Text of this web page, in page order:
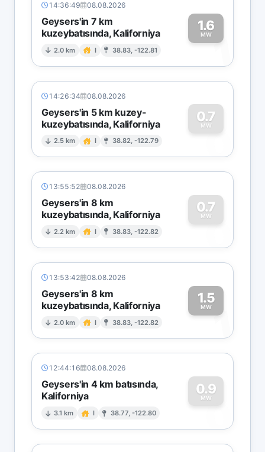
14:36:49 08.08.2026
Geysers'in 7 km
kuzeybatısında, Kaliforniya
2.0 km I 38.83, -122.81
1.6
MW1
14:26:34 08.08.2026
Geysers'in 5 km kuzey-
kuzeybatısında, Kaliforniya
2.5 km I 38.82, -122.79
0.7
MW
0
13:55:52 08.08.2026
Geysers'in 8 km
kuzeybatısında, Kaliforniya
2.2 km I 38.83, -122.82
0.7
MW
0
13:53:42 08.08.2026
Geysers'in 8 km
kuzeybatısında, Kaliforniya
2.0 km I 38.83, -122.82
1.5
MW1
12:44:16 08.08.2026
Geysers'in 4 km batısında,
Kaliforniya
3.1 km I 38.77, -122.80
0.9
MW
0